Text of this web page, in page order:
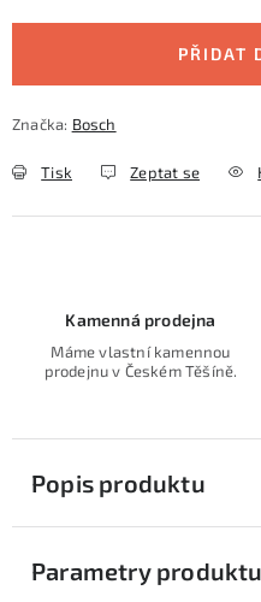
PŘIDAT
Značka: Bosch
Tisk Zeptat se
Kamenná prodejna
Máme vlastní kamennou
prodejnu v Českém Těšíně.
Popis produktu
Parametry produktu